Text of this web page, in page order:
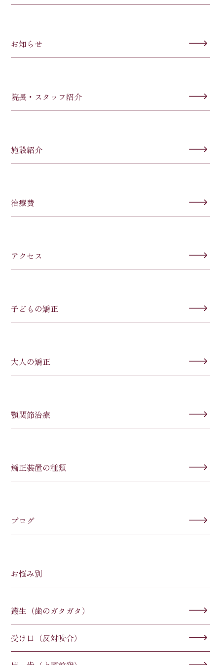
お知らせ
院長・スタッフ紹介
施設紹介
治療費
アクセス
子どもの矯正
大人の矯正
顎関節治療
矯正装置の種類
ブログ
お悩み別
叢生（歯のガタガタ）
受け口（反対咬合）